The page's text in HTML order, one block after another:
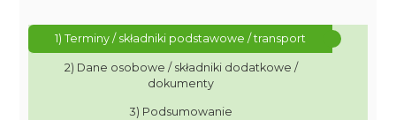
1) Terminy / składniki podstawowe / transport
2) Dane osobowe / składniki dodatkowe /
dokumenty
3) Podsumowanie